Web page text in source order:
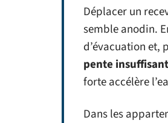
Déplacer un
semble anodin.
d’évacuation et,
pente
forte accélère
Dans les